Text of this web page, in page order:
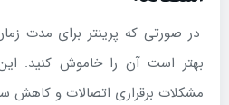
در صورتی که پرینتر برای مدت
بهتر است آن را خاموش کنید. این
مشکلات برقراری اتصالات و